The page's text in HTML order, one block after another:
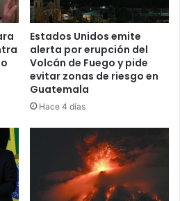
Estados Unidos emite
alerta por erupción del
Volcán de Fuego y pide
evitar zonas de riesgo en
Guatemala
Hace 4 días